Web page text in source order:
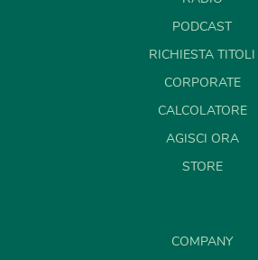
PODCAST
RICHIESTA TITOLI
CORPORATE
CALCOLATORE
AGISCI ORA
STORE
COMPANY